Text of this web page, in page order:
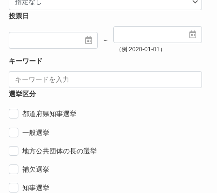
投票日
～
（例:2020-01-01）
キーワード
選挙区分
都道府県知事選挙
一般選挙
地方公共団体の長の選挙
補欠選挙
知事選挙